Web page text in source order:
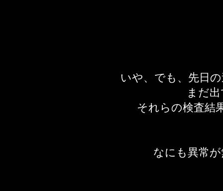
いや、でも、先日
まだ
それらの検査結
なにも異常